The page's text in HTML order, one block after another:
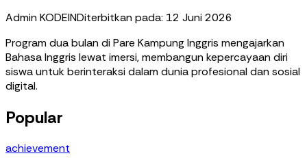
Admin KODEINDiterbitkan pada: 12 Juni 2026
Program dua bulan di Pare Kampung Inggris mengajarkan
Bahasa Inggris lewat imersi, membangun kepercayaan diri
siswa untuk berinteraksi dalam dunia profesional dan sosial
digital.
Popular
achievement